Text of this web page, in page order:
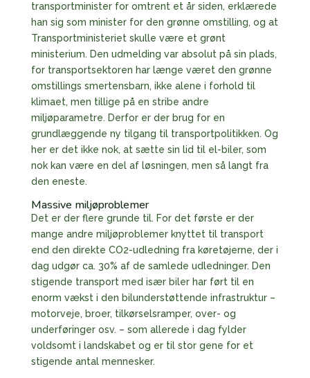
transportminister for omtrent et år siden, erklærede
han sig som minister for den grønne omstilling, og at
Transportministeriet skulle være et grønt
ministerium. Den udmelding var absolut på sin plads,
for transportsektoren har længe været den grønne
omstillings smertensbarn, ikke alene i forhold til
klimaet, men tillige på en stribe andre
miljøparametre. Derfor er der brug for en
grundlæggende ny tilgang til transportpolitikken. Og
her er det ikke nok, at sætte sin lid til el-biler, som
nok kan være en del af løsningen, men så langt fra
den eneste.
Massive miljøproblemer
Det er der flere grunde til. For det første er der
mange andre miljøproblemer knyttet til transport
end den direkte CO2-udledning fra køretøjerne, der i
dag udgør ca. 30% af de samlede udledninger. Den
stigende transport med især biler har ført til en
enorm vækst i den bilunderstøttende infrastruktur –
motorveje, broer, tilkørselsramper, over- og
underføringer osv. – som allerede i dag fylder
voldsomt i landskabet og er til stor gene for et
stigende antal mennesker.